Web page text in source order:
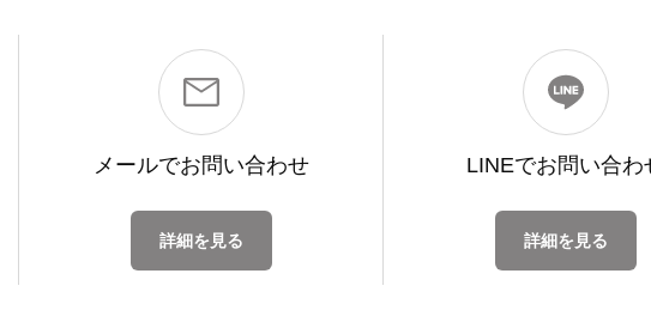
メールでお問い合わせ
詳細を見る
LINEでお問い合わ
詳細を見る